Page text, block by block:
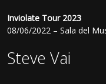
Inviolate Tour 2023
08/06/2022 – Sala del
Steve Vai